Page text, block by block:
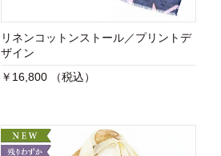
リネンコットンストール／プリントデ
ザイン
￥16,800 （税込）